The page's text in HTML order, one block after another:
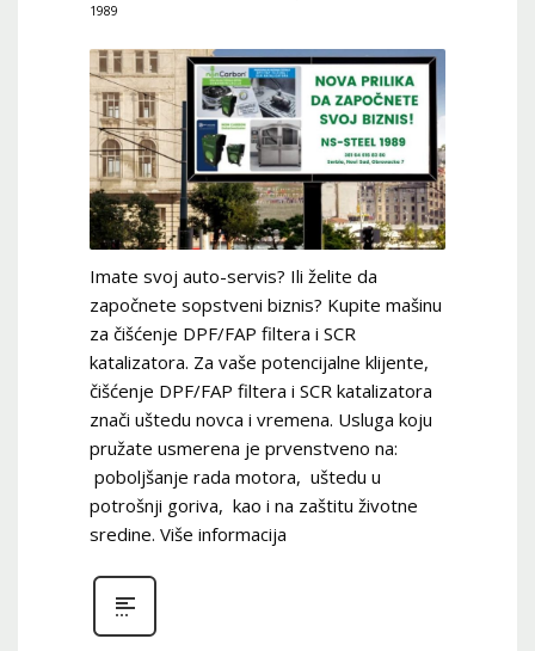
1989
Imate svoj auto-servis? Ili želite da
započnete sopstveni biznis? Kupite mašinu
za čišćenje DPF/FAP filtera i SCR
katalizatora. Za vaše potencijalne klijente,
čišćenje DPF/FAP filtera i SCR katalizatora
znači uštedu novca i vremena. Usluga koju
pružate usmerena je prvenstveno na:
poboljšanje rada motora, uštedu u
potrošnji goriva, kao i na zaštitu životne
sredine. Više informacija